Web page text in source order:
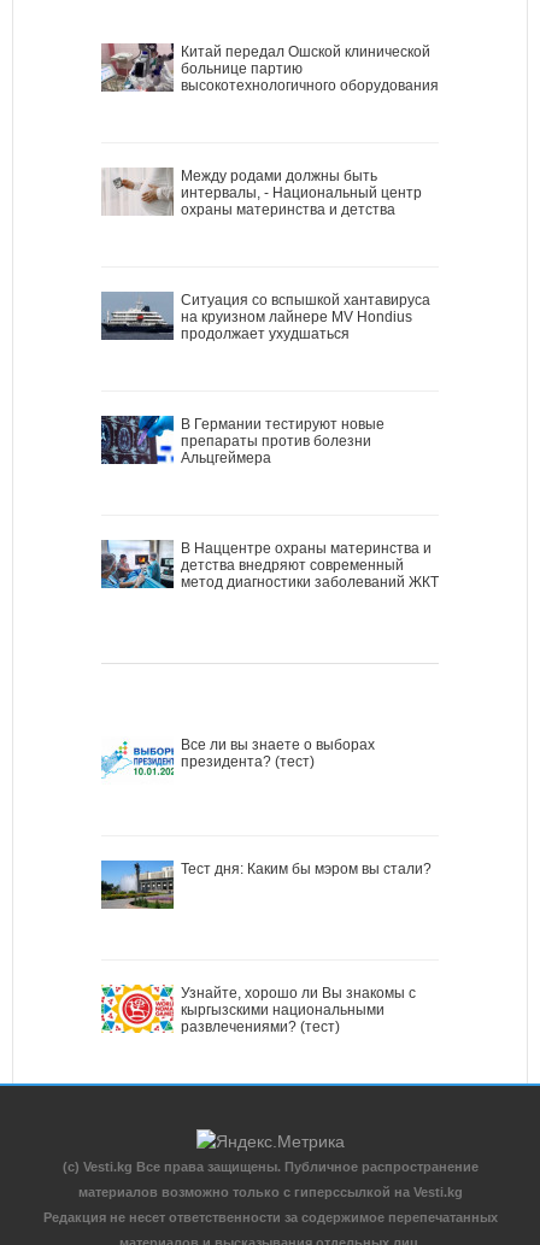
Китай передал Ошской клинической
больнице партию
высокотехнологичного оборудования
Между родами должны быть
интервалы, - Национальный центр
охраны материнства и детства
Ситуация со вспышкой хантавируса
на круизном лайнере MV Hondius
продолжает ухудшаться
В Германии тестируют новые
препараты против болезни
Альцгеймера
В Наццентре охраны материнства и
детства внедряют современный
метод диагностики заболеваний ЖКТ
Все ли вы знаете о выборах
президента? (тест)
Тест дня: Каким бы мэром вы стали?
Узнайте, хорошо ли Вы знакомы с
кыргызскими национальными
развлечениями? (тест)
(c) Vesti.kg Все права защищены. Публичное распространение
материалов возможно только с гиперссылкой на Vesti.kg
Редакция не несет ответственности за содержимое перепечатанных